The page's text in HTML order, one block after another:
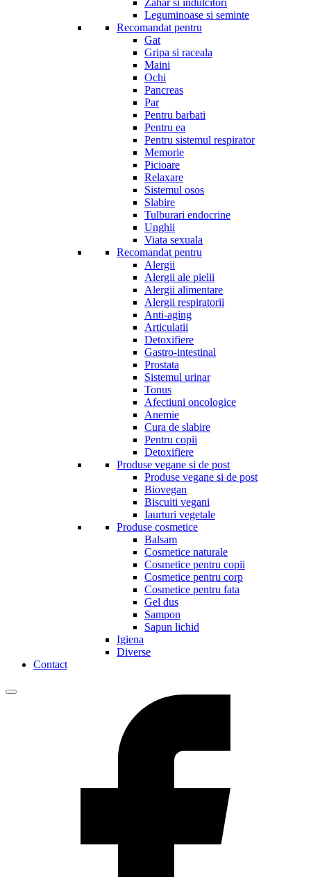
Zahar si indulcitori
Leguminoase si seminte
Recomandat pentru
Gat
Gripa si raceala
Maini
Ochi
Pancreas
Par
Pentru barbati
Pentru ea
Pentru sistemul respirator
Memorie
Picioare
Relaxare
Sistemul osos
Slabire
Tulburari endocrine
Unghii
Viata sexuala
Recomandat pentru
Alergii
Alergii ale pielii
Alergii alimentare
Alergii respiratorii
Anti-aging
Articulatii
Detoxifiere
Gastro-intestinal
Prostata
Sistemul urinar
Tonus
Afectiuni oncologice
Anemie
Cura de slabire
Pentru copii
Detoxifiere
Produse vegane si de post
Produse vegane si de post
Biovegan
Biscuiti vegani
Iaurturi vegetale
Produse cosmetice
Balsam
Cosmetice naturale
Cosmetice pentru copii
Cosmetice pentru corp
Cosmetice pentru fata
Gel dus
Sampon
Sapun lichid
Igiena
Diverse
Contact